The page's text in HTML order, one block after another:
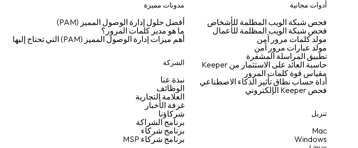
أدوات مجانية
فحص شبكة الويب المظلمة للأشخاص
فحص شبكة الويب المظلمة للأعمال
مولد كلمات مرور آمن
مولد عبارات مرور آمن
تطبيق المراسلة المشفرة
حاسبة العائد على الاستثمار من Keeper
مقياس قوة كلمات المرور
أداة حساب نطاق تأثير الذكاء الاصطناعي
فحص Keeper الإلكتروني
تنزيل
Mac
Windows
مدونات مميزة
أفضل حلول إدارة الوصول المميز (PAM)
ما هو مدير كلمات المرور؟
أهم ميزات إدارة الوصول المميز (PAM) التي تحتاج إليها
الشركة
نبذة عنا
الوظائف
العلامة التجارية
غرفة الأخبار
شركاؤنا
برنامج الشراكة
برنامج شركاء
برنامج شركاء MSP